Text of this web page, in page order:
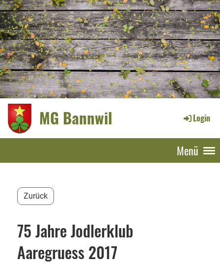
MG Bannwil Login
Menü
Zurück
75 Jahre Jodlerklub
Aaregruess 2017